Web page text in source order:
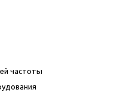
частоты